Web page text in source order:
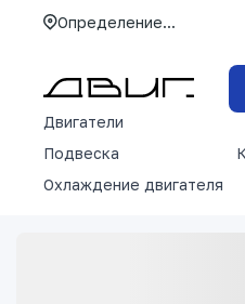
Определение...
Двигатели
Подвеска
Охлаждение двигателя